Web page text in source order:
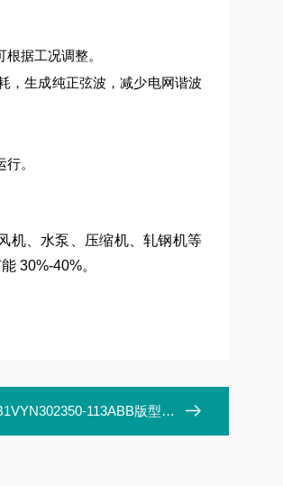
据工况调整。
，生成纯正弦波，减少电网谐波
。
机、水泵、压缩机、轧钢机等
30%-40%。
113ABB版型仪1VYN302350-113